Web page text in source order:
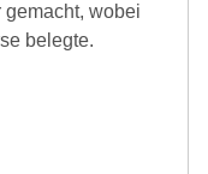
gemacht, wobei
belegte.